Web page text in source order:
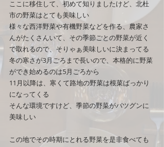
ここに移住して、初めて知りましたけど、北杜
市の野菜はとても美味しい
様々な西洋野菜や有機野菜などを作る、農家さ
んがたくさんいて、その季節ごとの野菜が近く
で取れるので、そりゃぁ美味しいに決まってる
冬の寒さが3月ごろまで長いので、本格的に野菜
ができ始めるのは5月ごろから
11月以降は、寒くて路地の野菜は根菜ばっかり
になってくる
そんな環境ですけど、季節の野菜がバツグンに
美味しい
この地でその時期にとれる野菜を是非食べても